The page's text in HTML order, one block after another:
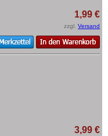
1,99 €
zzgl. Versand
3,99 €